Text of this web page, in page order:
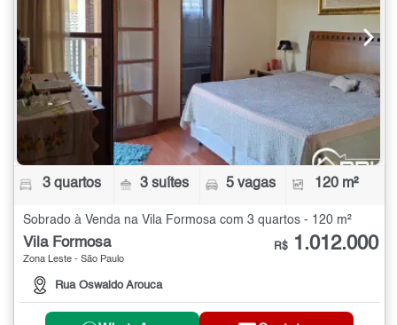
3 quartos 3 suítes 5 vagas 120 m²
Sobrado à Venda na Vila Formosa com 3 quartos - 120 m²
Vila Formosa
Zona Leste - São Paulo
Rua Oswaldo Arouca
R$ 1.012.000